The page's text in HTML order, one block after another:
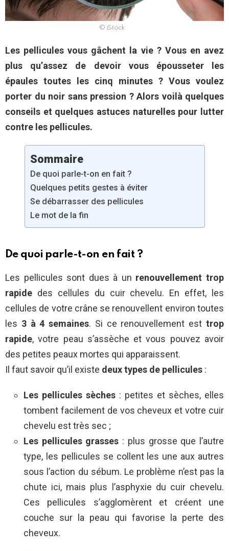
© iStock
Les pellicules vous gâchent la vie ? Vous en avez
plus qu’assez de devoir vous épousseter les
épaules toutes les cinq minutes ? Vous voulez
porter du noir sans pression ? Alors voilà quelques
conseils et quelques astuces naturelles pour lutter
contre les pellicules.
Sommaire
De quoi parle-t-on en fait ?
Quelques petits gestes à éviter
Se débarrasser des pellicules
Le mot de la fin
De quoi parle-t-on en fait ?
Les pellicules sont dues à un renouvellement trop
rapide des cellules du cuir chevelu. En effet, les
cellules de votre crâne se renouvellent environ toutes
les 3 à 4 semaines. Si ce renouvellement esttrop
rapide, votre peau s’assèche et vous pouvez avoir
des petites peaux mortes qui apparaissent.
Il faut savoir qu’il existe deux types de pellicules :
Les pellicules sèches : petites et sèches, elles
tombent facilement de vos cheveux et votre cuir
chevelu est très sec ;
Les pellicules grasses : plus grosse que l’autre
type, les pellicules se collent les une aux autres
sous l’action du sébum. Le problème n’est pas la
chute ici, mais plus l’asphyxie du cuir chevelu.
Ces pellicules s’agglomèrent et créent une
couche sur la peau qui favorise la perte des
cheveux.